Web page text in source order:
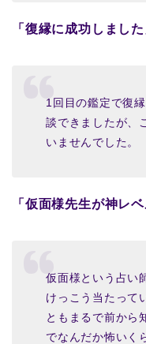
「復縁に成功しました
1回目の鑑定で復
談できましたが、
いませんでした。
「仮面様先生が神レベ
仮面様という占い
けっこう当たって
ともまるで前から
でなんだか怖いく